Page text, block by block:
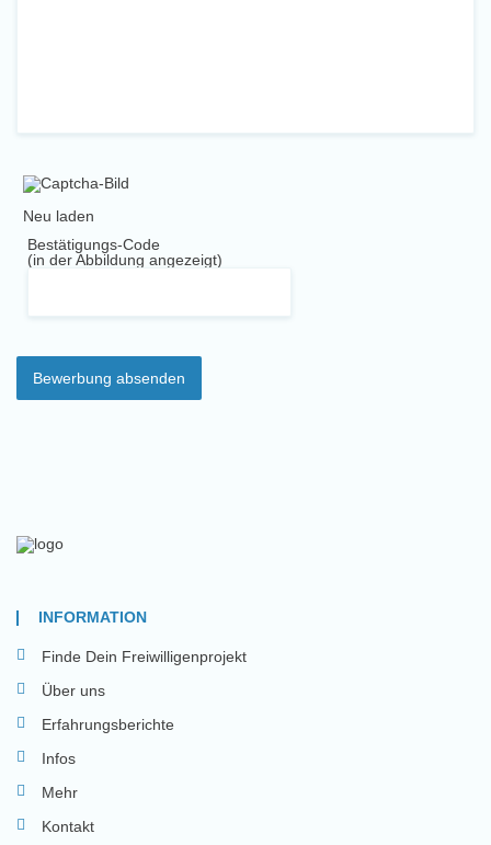
Neu laden
Bestätigungs-Code
(in der Abbildung angezeigt)
Bewerbung absenden
INFORMATION
Finde Dein Freiwilligenprojekt
Über uns
Erfahrungsberichte
Infos
Mehr
Kontakt